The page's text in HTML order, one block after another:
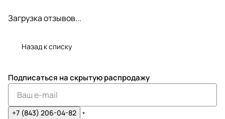
Загрузка отзывов...
Назад к списку
Подписаться на скрытую распродажу
+7 (843) 206-04-82